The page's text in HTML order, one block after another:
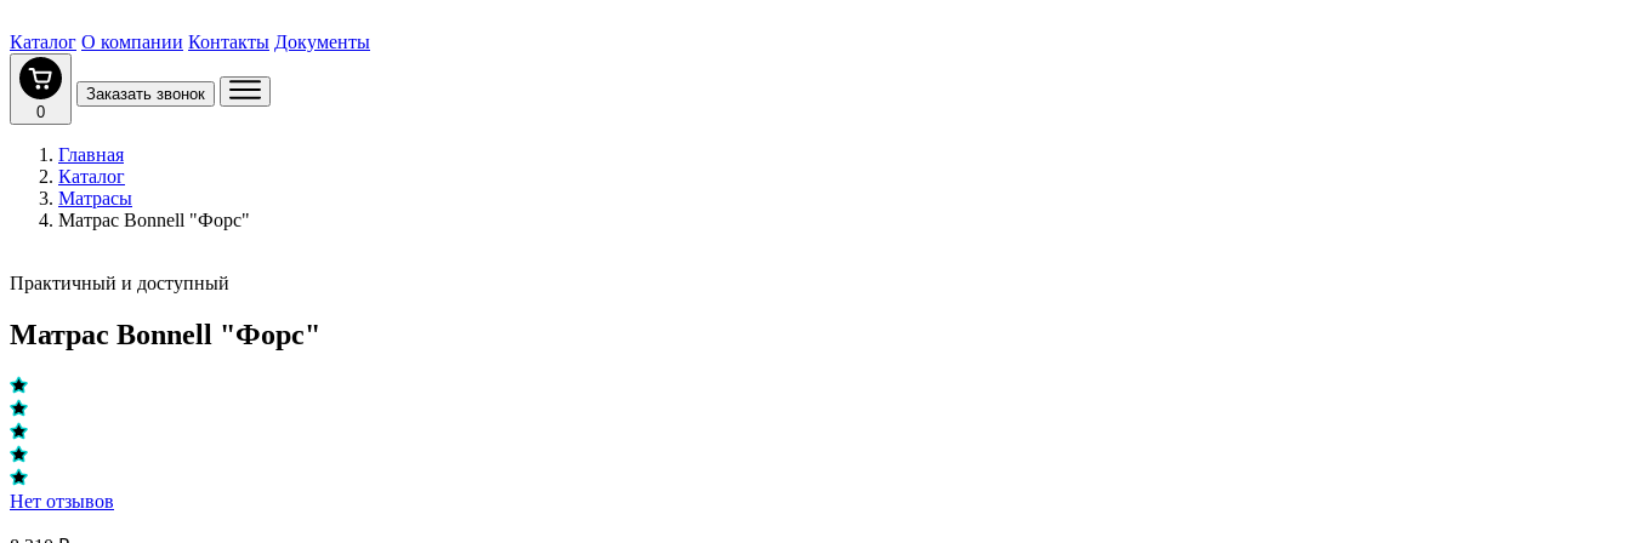
Каталог О компании Контакты Документы
0
Заказать звонок
Главная
Каталог
Матрасы
Матрас Bonnell "Форс"
Практичный и доступный
Матрас Bonnell "Форс"
Нет отзывов